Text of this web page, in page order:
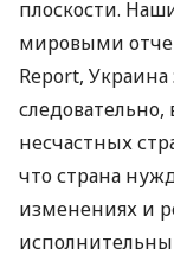
плоскости.
мировыми
Report, Украина
несчастных
что страна
изменениях и